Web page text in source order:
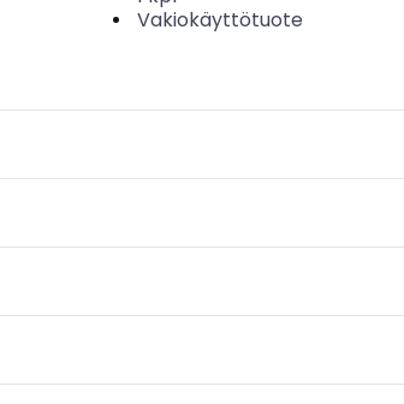
Vakiokäyttötuote